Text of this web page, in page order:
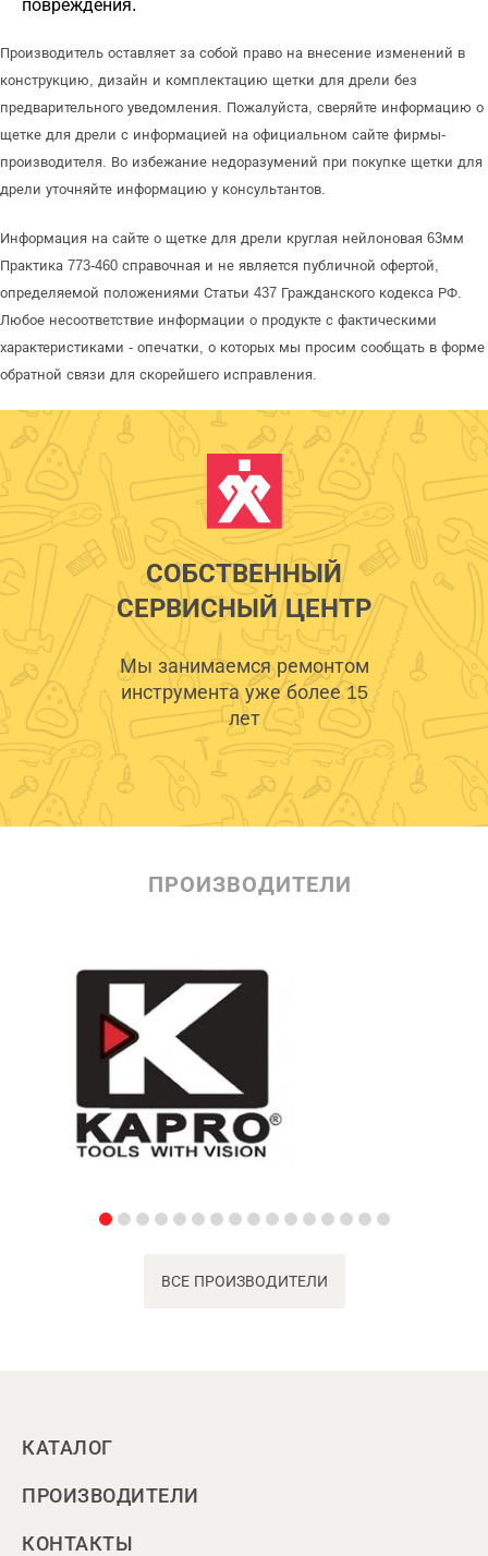
повреждения.
Производитель оставляет за собой право на внесение изменений в
конструкцию, дизайн и комплектацию щетки для дрели без
предварительного уведомления. Пожалуйста, сверяйте информацию о
щетке для дрели с информацией на официальном сайте фирмы-
производителя. Во избежание недоразумений при покупке щетки для
дрели уточняйте информацию у консультантов.
Информация на сайте о щетке для дрели круглая нейлоновая 63мм
Практика 773-460 справочная и не является публичной офертой,
определяемой положениями Статьи 437 Гражданского кодекса РФ.
Любое несоответствие информации о продукте с фактическими
характеристиками - опечатки, о которых мы просим сообщать в форме
обратной связи для скорейшего исправления.
СОБСТВЕННЫЙ
СЕРВИСНЫЙ ЦЕНТР
Мы занимаемся ремонтом
инструмента уже более 15
лет
ПРОИЗВОДИТЕЛИ
ВСЕ ПРОИЗВОДИТЕЛИ
КАТАЛОГ
ПРОИЗВОДИТЕЛИ
КОНТАКТЫ